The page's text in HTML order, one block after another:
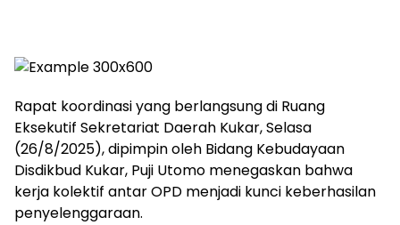
Rapat koordinasi yang berlangsung di Ruang
Eksekutif Sekretariat Daerah Kukar, Selasa
(26/8/2025), dipimpin oleh Bidang Kebudayaan
Disdikbud Kukar, Puji Utomo menegaskan bahwa
kerja kolektif antar OPD menjadi kunci keberhasilan
penyelenggaraan.